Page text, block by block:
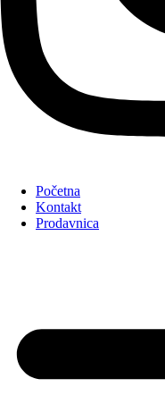
Početna
Kontakt
Prodavnica